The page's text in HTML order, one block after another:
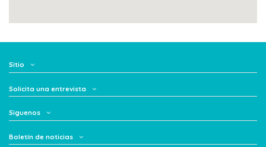
Sitio
Solicita una entrevista
Siguenos
Boletín de noticias